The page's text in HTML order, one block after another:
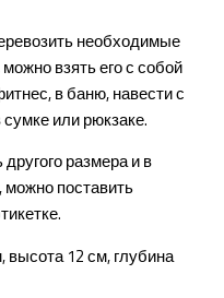
необходимые
взять его с собой
в баню, навести с
или рюкзаке.
размера и в
можно поставить
12 см, глубина